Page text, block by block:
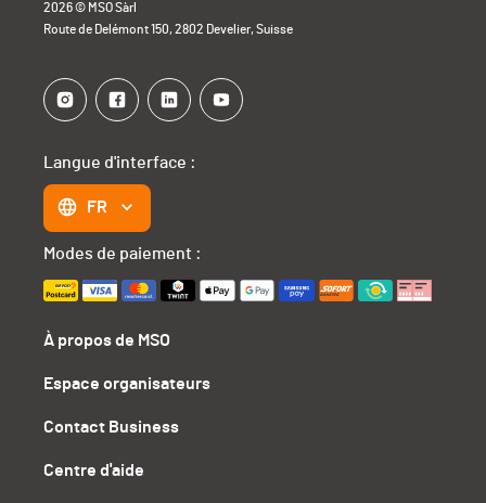
2026 © MSO Sàrl
Route de Delémont 150, 2802 Develier, Suisse
À propos de MSO
Espace organisateurs
Contact Business
Centre d'aide
Langue d'interface :
FR
Modes de paiement :